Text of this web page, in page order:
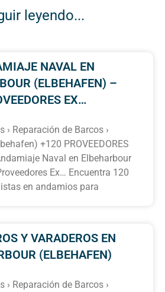
leyendo...
NAVAL EN
(ELBEHAFEN) –
EX…
› Reparación de Barcos ›
+120 PROVEEDORES
Naval en Elbeharbour
Ex… Encuentra 120
en andamios para
Y VARADEROS EN
(ELBEHAFEN)
› Reparación de Barcos ›